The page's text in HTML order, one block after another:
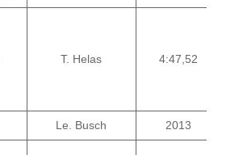
T. Helas
4:47,52
Le. Busch 2013